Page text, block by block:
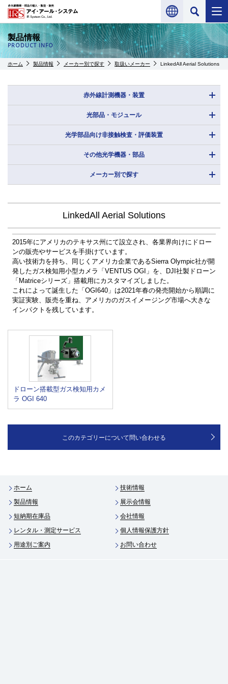
製品情報
PRODUCT INFO
ホーム 製品情報 メーカー別で探す 取扱いメーカー LinkedAll Aerial Solutions
赤外線計測機器・装置
光部品・モジュール
光学部品向け非接触検査・評価装置
その他光学機器・部品
メーカー別で探す
LinkedAll Aerial Solutions
2015年にアメリカのテキサス州にて設立され、各業界向けにドロー
ンの販売やサービスを手掛けています。
高い技術力を持ち、同じくアメリカ企業であるSierra Olympic社が開
発したガス検知用小型カメラ「VENTUS OGI」を、DJI社製ドローン
「Matriceシリーズ」搭載用にカスタマイズしました。
これによって誕生した「OGI640」は2021年春の発売開始から順調に
実証実験、販売を重ね、アメリカのガスイメージング市場へ大きな
インパクトを残しています。
ドローン搭載型ガス検知用カメ
ラ OGI 640
このカテゴリーについて問い合わせる
ホーム
技術情報
製品情報
展示会情報
短納期在庫品
会社情報
レンタル・測定サービス
個人情報保護方針
用途別ご案内
お問い合わせ